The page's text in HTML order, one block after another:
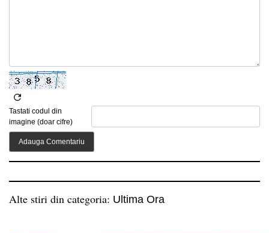
Tastati codul din
imagine (doar cifre)
Alte stiri din categoria: Ultima Ora